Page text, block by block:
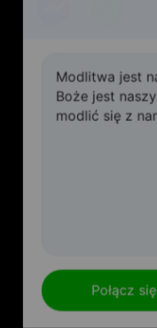
Boże jest
modlić się z
Połącz